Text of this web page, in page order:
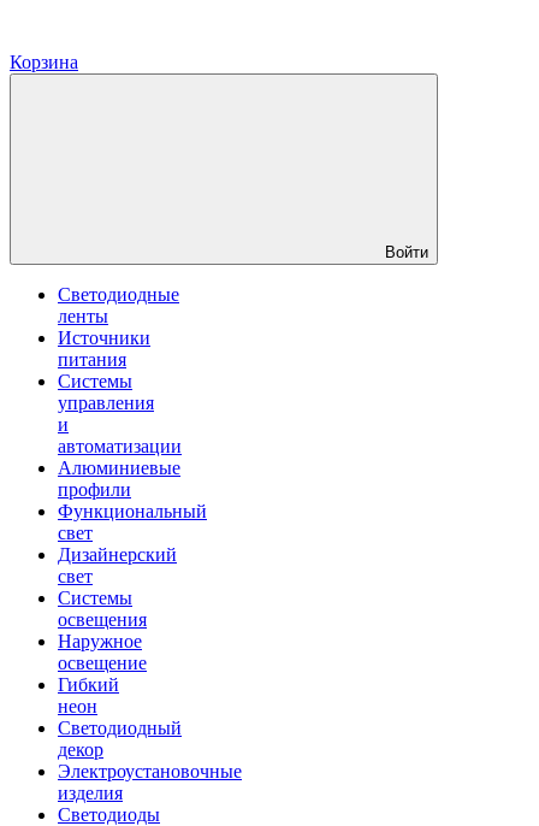
Корзина
Войти
Светодиодные
ленты
Источники
питания
Системы
управления
и
автоматизации
Алюминиевые
профили
Функциональный
свет
Дизайнерский
свет
Системы
освещения
Наружное
освещение
Гибкий
неон
Светодиодный
декор
Электроустановочные
изделия
Светодиоды